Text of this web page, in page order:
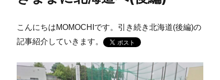
こんにちはMOMOCHIです。引き続き北海道(後編)の
記事紹介していきます。